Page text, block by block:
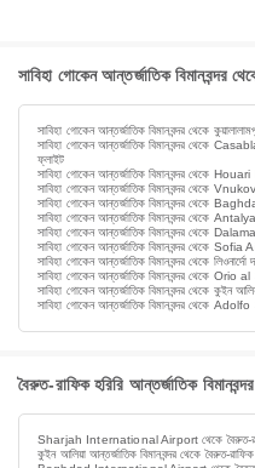
সাবিহা গোকেন আন্তর্জাতিক বিমানবন্দর
সাবিহা গোকেন আন্তর্জাতিক বিমানবন্দর থেকে
সাবিহা গোকেন আন্তর্জাতিক বিমানবন্দর
ফ্লাইট
সাবিহা গোকেন আন্তর্জাতিক বিমানবন্দর থেকে
সাবিহা গোকেন আন্তর্জাতিক বিমানবন্দর থেকে
সাবিহা গোকেন আন্তর্জাতিক বিমানবন্দর থেকে
সাবিহা গোকেন আন্তর্জাতিক বিমানবন্দর থেকে
সাবিহা গোকেন আন্তর্জাতিক বিমানবন্দর থেকে
সাবিহা গোকেন আন্তর্জাতিক বিমানবন্দর থেকে
সাবিহা গোকেন আন্তর্জাতিক বিমানবন্দর থেকে লিওনার্দো
সাবিহা গোকেন আন্তর্জাতিক বিমানবন্দর থেকে
সাবিহা গোকেন আন্তর্জাতিক বিমানবন্দর থেকে কুইন
সাবিহা গোকেন আন্তর্জাতিক বিমানবন্দর থেকে
বৈরুত-রাফিক হরিরি আন্তর্জাতিক
Sharjah International Airport থেকে বৈরুত-
কুইন আলিয়া আন্তর্জাতিক বিমানবন্দর থেকে বৈরুত-